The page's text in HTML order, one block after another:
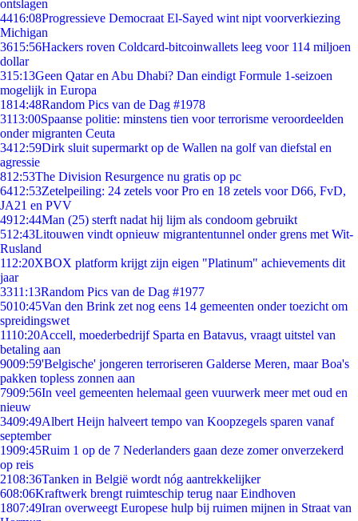
ontslagen
4416:08Progressieve Democraat El-Sayed wint nipt voorverkiezing
Michigan
3615:56Hackers roven Coldcard-bitcoinwallets leeg voor 114 miljoen
dollar
315:13Geen Qatar en Abu Dhabi? Dan eindigt Formule 1-seizoen
mogelijk in Europa
1814:48Random Pics van de Dag #1978
3113:00Spaanse politie: minstens tien voor terrorisme veroordeelden
onder migranten Ceuta
3412:59Dirk sluit supermarkt op de Wallen na golf van diefstal en
agressie
812:53The Division Resurgence nu gratis op pc
6412:53Zetelpeiling: 24 zetels voor Pro en 18 zetels voor D66, FvD,
JA21 en PVV
4912:44Man (25) sterft nadat hij lijm als condoom gebruikt
512:43Litouwen vindt opnieuw migrantentunnel onder grens met Wit-
Rusland
112:20XBOX platform krijgt zijn eigen "Platinum" achievements dit
jaar
3311:13Random Pics van de Dag #1977
5010:45Van den Brink zet nog eens 14 gemeenten onder toezicht om
spreidingswet
1110:20Accell, moederbedrijf Sparta en Batavus, vraagt uitstel van
betaling aan
9009:59'Belgische' jongeren terroriseren Galderse Meren, maar Boa's
pakken topless zonnen aan
7909:56In veel gemeenten helemaal geen vuurwerk meer met oud en
nieuw
3409:49Albert Heijn halveert tempo van Koopzegels sparen vanaf
september
1909:45Ruim 1 op de 7 Nederlanders gaan deze zomer onverzekerd
op reis
2108:36Tanken in België wordt nóg aantrekkelijker
608:06Kraftwerk brengt ruimteschip terug naar Eindhoven
1807:49Iran overweegt Europese hulp bij ruimen mijnen in Straat van